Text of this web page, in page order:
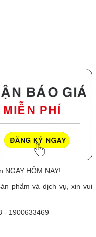
NGAY HÔM NAY!
phẩm và dịch vụ, xin vui
- 1900633469